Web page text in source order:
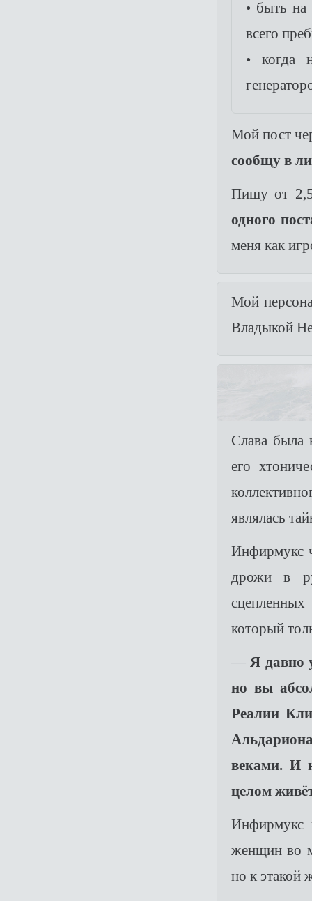
• быть
всего
• когда
Мой пост
сообщу в
Пишу от 2,5
одного
меня как
Мой
Владыкой
Слава была
его
являлась
Инфирмукс
дрожи в
который
—Я давно
но вы
Реалии
веками. И
целом
Инфирмукс
женщин во
но к этакой